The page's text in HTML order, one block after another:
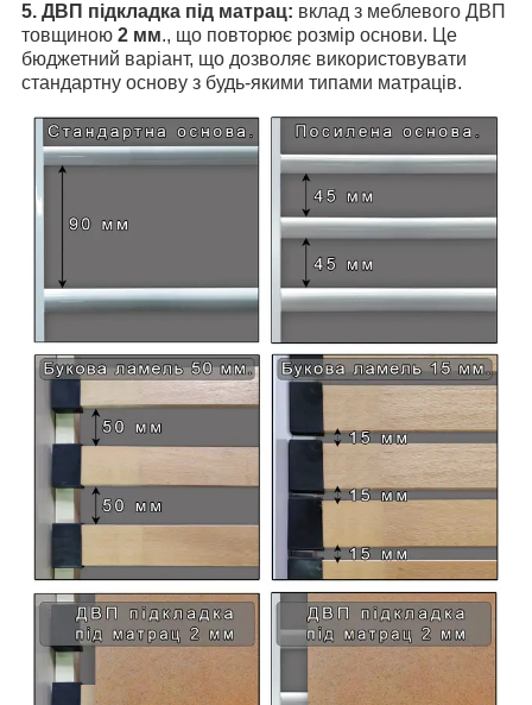
5. ДВП підкладка під матрац: вклад з меблевого ДВП
товщиною 2 мм., що повторює розмір основи. Це
бюджетний варіант, що дозволяє використовувати
стандартну основу з будь-якими типами матраців.